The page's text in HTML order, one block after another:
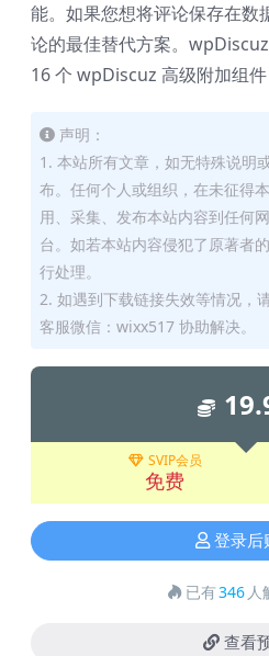
能。如果您想将评论保存在数
论的最佳替代方案。
16 个 wpDiscuz 高级附加组件
声明：
1. 本站所有文章，如无特殊说明
布。任何个人或组织，在未征得
用、采集、发布本站内容到任何
台。如若本站内容侵犯了原著者
行处理。
2. 如遇到下载链接失效等情况，
客服微信：wixx517 协助解决。
SVIP会员
免费
登录后
已有346 人
查看